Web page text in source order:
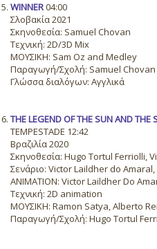
WINNER04:00
Σλοβακία 2021
Σκηνοθεσία: Samuel Chovan
Τεχνική: 2D/3D Mix
ΜΟΥΣΙΚΗ: Sam Oz and Medley
Παραγωγή/Σχολή: Samuel Chovan
Γλώσσα διαλόγων: Αγγλικά
THE LEGEND OF THE SUN AND THE
TEMPESTADE 12:42
Βραζιλία 2020
Σκηνοθεσία: Hugo Tortul Ferriolli,
Σενάριο: Victor Laildher do
ANIMATION: Victor Laildher Do
Τεχνική: 2D animation
ΜΟΥΣΙΚΗ: Ramon Satya, Alberto
Παραγωγή/Σχολή: Hugo Tortul